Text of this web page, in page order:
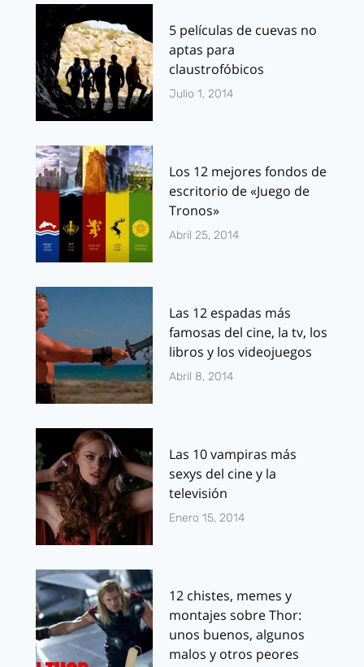
5 películas de cuevas no
aptas para
claustrofóbicos
Julio 1, 2014
Los 12 mejores fondos de
escritorio de «Juego de
Tronos»
Abril 25, 2014
Las 12 espadas más
famosas del cine, la tv, los
libros y los videojuegos
Abril 8, 2014
Las 10 vampiras más
sexys del cine y la
televisión
Enero 15, 2014
12 chistes, memes y
montajes sobre Thor:
unos buenos, algunos
malos y otros peores